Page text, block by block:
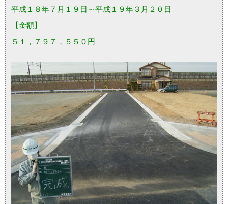
平成１８年７月１９日～平成１９年３月２０日
【金額】
５１，７９７，５５０円